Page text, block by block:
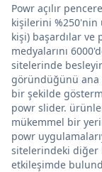
Powr açılır
kişilerini %250'nin
kişi) başardılar ve
medyalarını
sitelerinde
göründüğünü ana
bir şekilde
powr slider.
mükemmel bir
powr
sitelerindeki diğer
etkileşimde